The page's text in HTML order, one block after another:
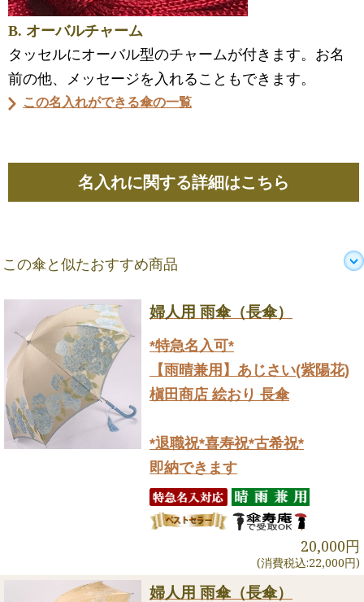
B. オーバルチャーム
タッセルにオーバル型のチャームが付きます。お名
前の他、メッセージを入れることもできます。
この名入れができる傘の一覧
名入れに関する詳細はこちら
この傘と似たおすすめ商品
婦人用 雨傘（長傘）
*特急名入可*
【雨晴兼用】あじさい(紫陽花)
槇田商店 絵おり 長傘
*退職祝*喜寿祝*古希祝*
即納できます
20,000円
(消費税込:22,000円)
婦人用 雨傘（長傘）